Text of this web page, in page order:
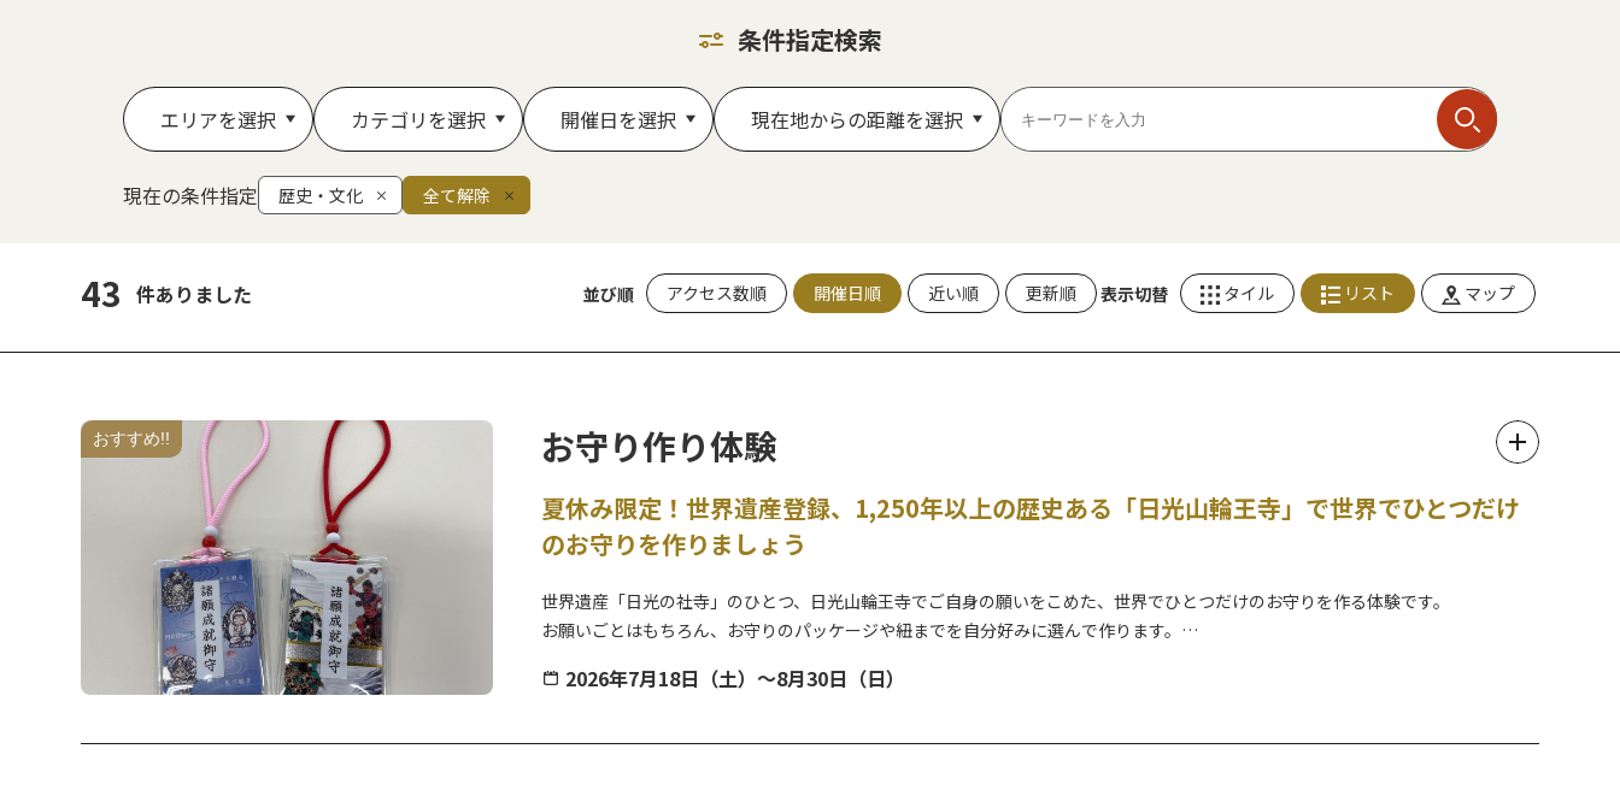
条件指定検索
エリアを選択 カテゴリを選択 開催日を選択 現在地からの距離を選択
現在の条件指定 歴史・文化 全て解除
43 件ありました 並び順 アクセス数順 開催日順 近い順 更新順 表示切替 タイル リスト マップ
おすすめ!! お守り作り体験
夏休み限定！世界遺産登録、1,250年以上の歴史ある「日光山輪王寺」で世界でひとつだけ
のお守りを作りましょう
世界遺産「日光の社寺」のひとつ、日光山輪王寺でご自身の願いをこめた、世界でひとつだけのお守りを作る体験です。
お願いごとはもちろん、お守りのパッケージや紐までを自分好みに選んで作ります。
体験の開始時間は1日3回。
2026年7月18日（土）～8月30日（日）